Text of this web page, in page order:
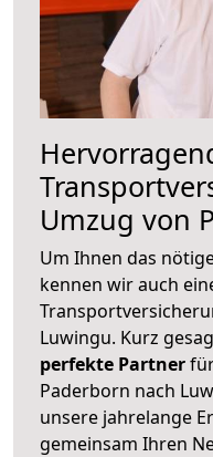
Umzug von
Um Ihnen das
kennen wir auch
Luwingu. Kurz
perfekte Partner
Paderborn nach
unsere jahrelange
gemeinsam Ihren